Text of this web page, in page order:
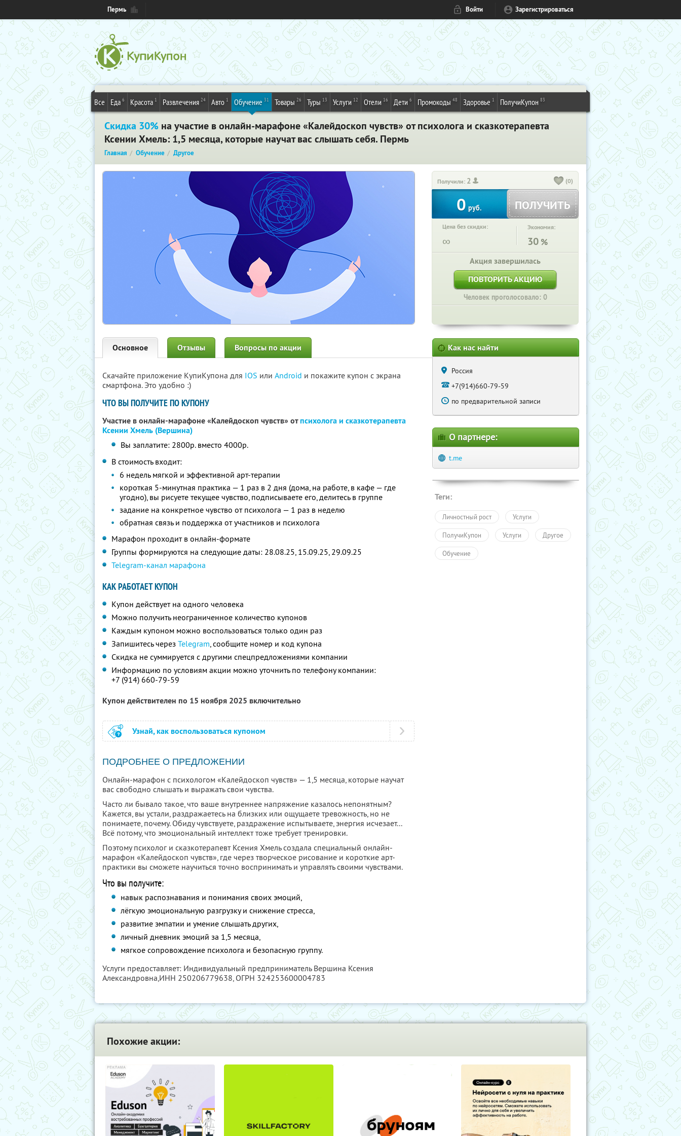
Пермь Войти Зарегистрироваться
Все Еда 6 Красота 1 Развлечения 24 Авто 1 Обучение 31 Товары 26 Туры 13 Услуги 12 Отели 16 Дети 6 Промокоды 48 Здоровье 1 ПолучиКупон 83
Скидка 30% на участие в онлайн-марафоне «Калейдоскоп чувств» от психолога и сказкотерапевта
Ксении Хмель: 1,5 месяца, которые научат вас слышать себя. Пермь
Главная Обучение Другое
Получили: 2 (0)
0 руб. ПОЛУЧИТЬ
Цена без скидки:
∞
Экономия:
30 %
Акция завершилась
ПОВТОРИТЬ АКЦИЮ
Человек проголосовало: 0
Основное Отзывы Вопросы по акции
Скачайте приложение КупиКупона для IOS или Android и покажите купон с экрана
смартфона. Это удобно :)
ЧТО ВЫ ПОЛУЧИТЕ ПО КУПОНУ
Участие в онлайн-марафоне «Калейдоскоп чувств» отпсихолога и сказкотерапевта
Ксении Хмель (Вершина)
Вы заплатите: 2800р. вместо 4000р.
В стоимость входит:
6 недель мягкой и эффективной арт-терапии
короткая 5-минутная практика — 1 раз в 2 дня (дома, на работе, в кафе — где
угодно), вы рисуете текущее чувство, подписываете его, делитесь в группе
задание на конкретное чувство от психолога — 1 раз в неделю
обратная связь и поддержка от участников и психолога
Марафон проходит в онлайн-формате
Группы формируются на следующие даты: 28.08.25, 15.09.25, 29.09.25
Telegram-канал марафона
КАК РАБОТАЕТ КУПОН
Купон действует на одного человека
Можно получить неограниченное количество купонов
Каждым купоном можно воспользоваться только один раз
Запишитесь через Telegram, сообщите номер и код купона
Скидка не суммируется с другими спецпредложениями компании
Информацию по условиям акции можно уточнить по телефону компании:
+7 (914) 660-79-59
Купон действителен по 15 ноября 2025 включительно
Узнай, как воспользоваться купоном
ПОДРОБНЕЕ О ПРЕДЛОЖЕНИИ
Онлайн-марафон с психологом «Калейдоскоп чувств» — 1,5 месяца, которые научат
вас свободно слышать и выражать свои чувства.
Часто ли бывало такое, что ваше внутреннее напряжение казалось непонятным?
Кажется, вы устали, раздражаетесь на близких или ощущаете тревожность, но не
понимаете, почему. Обиду чувствуете, раздражение испытываете, энергия исчезает...
Всё потому, что эмоциональный интеллект тоже требует тренировки.
Поэтому психолог и сказкотерапевт Ксения Хмель создала специальный онлайн-
марафон «Калейдоскоп чувств», где через творческое рисование и короткие арт-
практики вы сможете научиться точно воспринимать и управлять своими чувствами.
Что вы получите:
навык распознавания и понимания своих эмоций,
лёгкую эмоциональную разгрузку и снижение стресса,
развитие эмпатии и умение слышать других,
личный дневник эмоций за 1,5 месяца,
мягкое сопровождение психолога и безопасную группу.
Услуги предоставляет: Индивидуальный предприниматель Вершина Ксения
Александровна,ИНН 250206779638, ОГРН 324253600004783
Как нас найти
Россия
+7(914)660-79-59
по предварительной записи
О партнере:
t.me
Теги:
Личностный рост Услуги
ПолучиКупон Услуги Другое
Обучение
Похожие акции: